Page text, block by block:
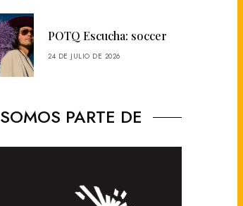
POTQ Escucha: soccer
24 DE JULIO DE 2026
SOMOS PARTE DE